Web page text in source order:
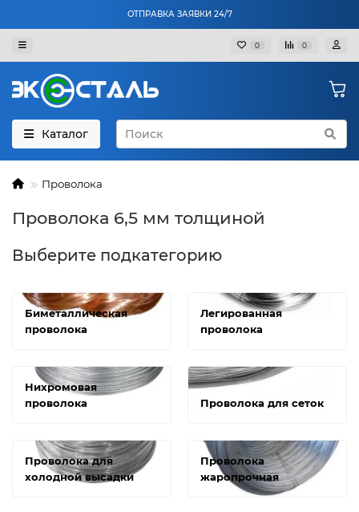
ОТПРАВКА ЗАЯВКИ 24/7
0 0
Каталог
Проволока
Проволока 6,5 мм толщиной
Выберите подкатегорию
Биметаллическая
проволока
Легированная
проволока
Нихромовая
проволока
Проволока для сеток
Проволока для
холодной высадки
Проволока
жаропрочная